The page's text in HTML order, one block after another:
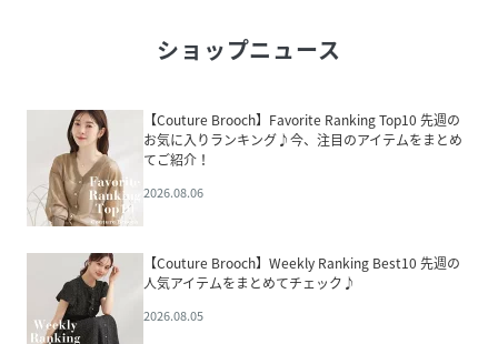
ショップニュース
【Couture Brooch】Favorite Ranking Top10 先週の
お気に入りランキング♪今、注目のアイテムをまとめ
てご紹介！
2026.08.06
【Couture Brooch】Weekly Ranking Best10 先週の
人気アイテムをまとめてチェック♪
2026.08.05